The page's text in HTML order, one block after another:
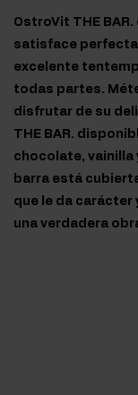
OstroVit THE
satisface
excelente
todas partes.
disfrutar de su
THE BAR.
chocolate, vainilla
barra está
que le da
una verdadera